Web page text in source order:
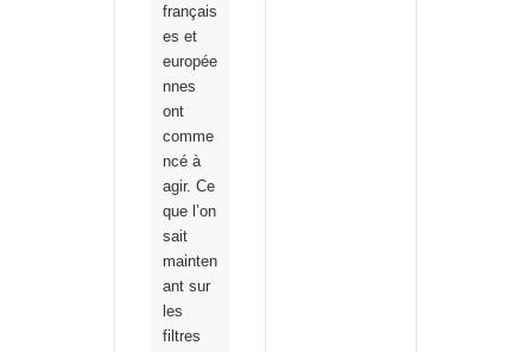
français
es et
europée
nnes
ont
comme
ncé à
agir. Ce
que l’on
sait
mainten
ant sur
les
filtres